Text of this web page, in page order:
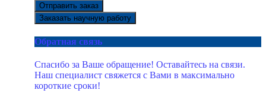
Отправить заказ
Заказать научную работу
Обратная связь
Спасибо за Ваше обращение! Оставайтесь на связи.
Наш специалист свяжется с Вами в максимально
короткие сроки!